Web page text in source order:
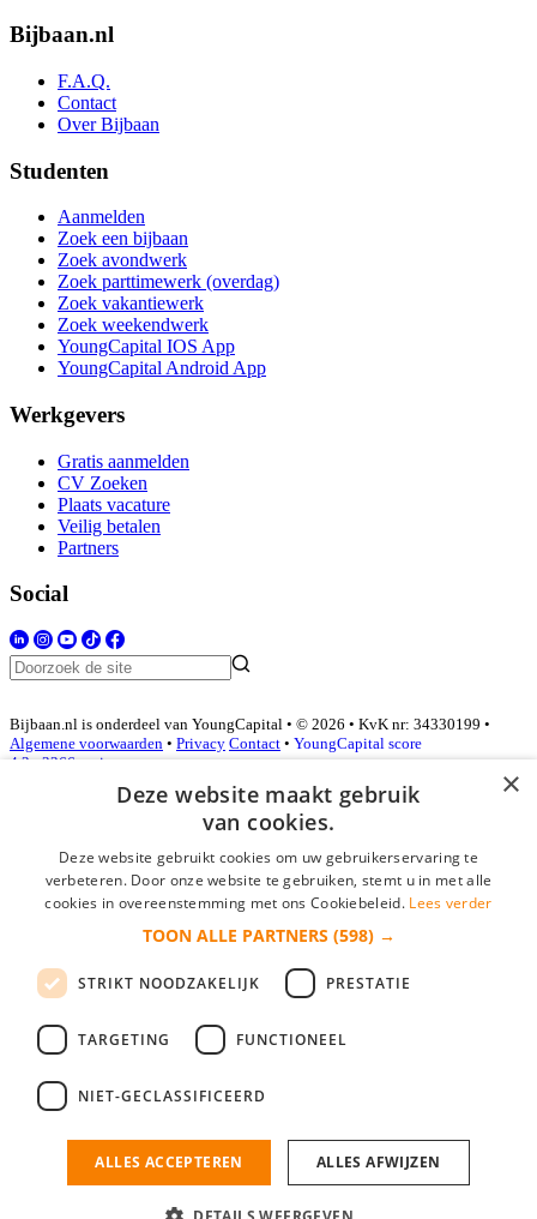
Bijbaan.nl
F.A.Q.
Contact
Over Bijbaan
Studenten
Aanmelden
Zoek een bijbaan
Zoek avondwerk
Zoek parttimewerk (overdag)
Zoek vakantiewerk
Zoek weekendwerk
YoungCapital IOS App
YoungCapital Android App
Werkgevers
Gratis aanmelden
CV Zoeken
Plaats vacature
Veilig betalen
Partners
Social
Bijbaan.nl is onderdeel van YoungCapital • © 2026 • KvK nr: 34330199 •
Algemene voorwaarden • Privacy Contact • YoungCapital score
4.3 - 3366 reviews
Inloggen als bedrijf
*
login gegevens onthouden
login
Bedrijf aanmelden
nieuwe collega/werknemer zo gevonden!
×
Deze website maakt gebruik
van cookies.
Deze website gebruikt cookies om uw gebruikerservaring te
verbeteren. Door onze website te gebruiken, stemt u in met alle
cookies in overeenstemming met ons Cookiebeleid. Lees verder
TOON ALLE PARTNERS (598) →
STRIKT NOODZAKELIJK PRESTATIE
TARGETING FUNCTIONEEL
NIET-GECLASSIFICEERD
ALLES ACCEPTEREN ALLES AFWIJZEN